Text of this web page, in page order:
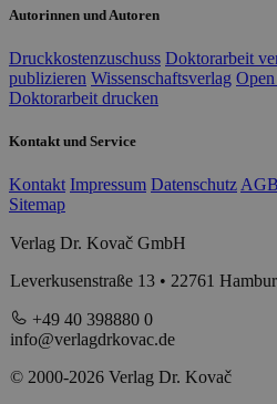
Autorinnen und Autoren
Druckkostenzuschuss Doktorarbeit
publizieren Wissenschaftsverlag
Doktorarbeit drucken
Kontakt und Service
Kontakt Impressum Datenschutz AGB
Sitemap
Verlag Dr. Kovač GmbH
Leverkusenstraße 13 • 22761
+49 40 398880 0
info@verlagdrkovac.de
© 2000-2026 Verlag Dr. Kovač